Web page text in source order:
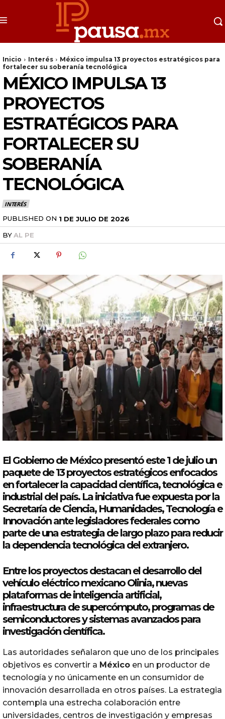
Inicio Interés
México impulsa 13 proyectos estratégicos para
fortalecer su soberanía tecnológica
MÉXICO IMPULSA 13
PROYECTOS
ESTRATÉGICOS PARA
FORTALECER SU
SOBERANÍA
TECNOLÓGICA
INTERÉS
PUBLISHED ON 1 DE JULIO DE 2026
BYAL PE
El Gobierno deMéxicopresentó este 1 de julio un
paquete de 13proyectos estratégicosenfocados
enfortalecerla capacidad científica,tecnológicae
industrial del país. La iniciativa fue expuesta por la
Secretaría de Ciencia, Humanidades, Tecnología e
Innovación ante legisladores federales como
parte de una estrategia de largo plazoparareducir
la dependenciatecnológicadel extranjero.
Entre losproyectosdestacan el desarrollo del
vehículo eléctrico mexicano Olinia, nuevas
plataformas de inteligencia artificial,
infraestructura de supercómputo, programas de
semiconductores y sistemas avanzadospara
investigación científica.
Las autoridades señalaron que uno de los principales
objetivos es convertir a México en un productor de
tecnología y no únicamente en un consumidor de
innovación desarrollada en otros países. La estrategia
contempla una estrecha colaboración entre
universidades, centros de investigación y empresas